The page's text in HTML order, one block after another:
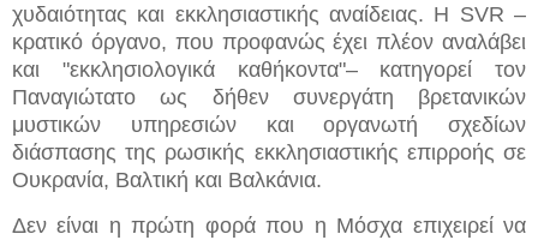
χυδαιότητας και εκκλησιαστικής αναίδειας. Η SVR –
κρατικό όργανο, που προφανώς έχει πλέον αναλάβει
και "εκκλησιολογικά καθήκοντα"– κατηγορεί τον
Παναγιώτατο ως δήθεν συνεργάτη βρετανικών
μυστικών υπηρεσιών και οργανωτή σχεδίων
διάσπασης της ρωσικής εκκλησιαστικής επιρροής σε
Ουκρανία, Βαλτική και Βαλκάνια.
Δεν είναι η πρώτη φορά που η Μόσχα επιχειρεί να